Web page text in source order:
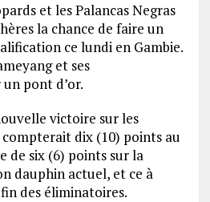
et les Palancas Negras
la chance de faire un
ce lundi en Gambie.
et ses
pont d’or.
victoire sur les
compterait dix (10) points au
de six (6) points sur la
dauphin actuel, et ce à
des éliminatoires.